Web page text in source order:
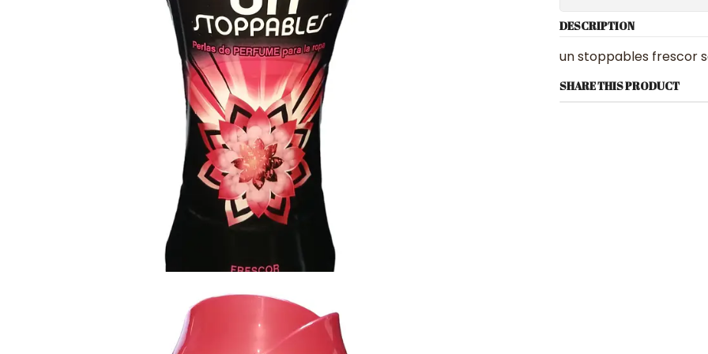
DESCRIPTION
un stoppables frescor
SHARE THIS PRODUCT